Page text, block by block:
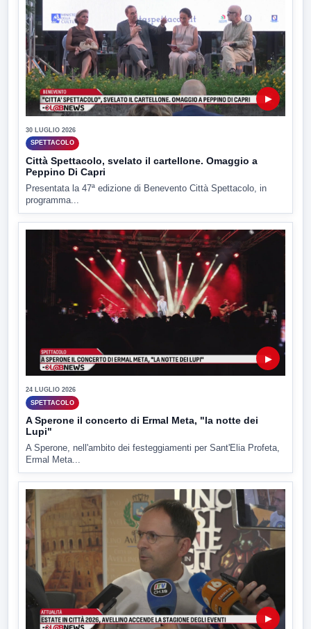
▶
30 LUGLIO 2026
SPETTACOLO
Città Spettacolo, svelato il cartellone. Omaggio a
Peppino Di Capri
Presentata la 47ª edizione di Benevento Città Spettacolo, in
programma...
▶
24 LUGLIO 2026
SPETTACOLO
A Sperone il concerto di Ermal Meta, "la notte dei
Lupi"
A Sperone, nell'ambito dei festeggiamenti per Sant'Elia Profeta,
Ermal Meta...
▶